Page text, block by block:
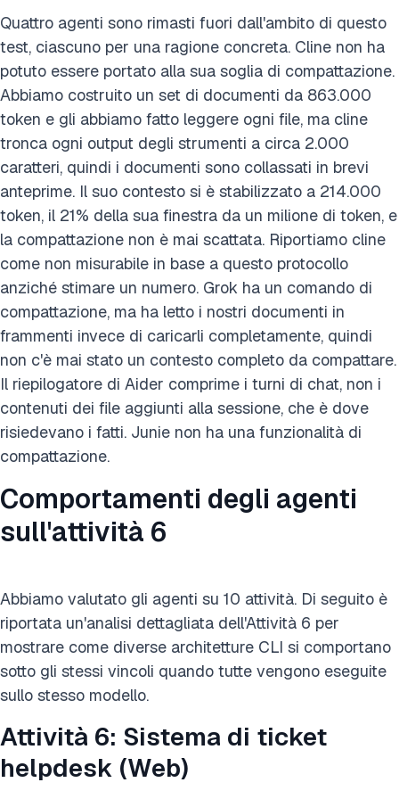
Quattro agenti sono rimasti fuori dall'ambito di questo
test, ciascuno per una ragione concreta. Cline non ha
potuto essere portato alla sua soglia di compattazione.
Abbiamo costruito un set di documenti da 863.000
token e gli abbiamo fatto leggere ogni file, ma cline
tronca ogni output degli strumenti a circa 2.000
caratteri, quindi i documenti sono collassati in brevi
anteprime. Il suo contesto si è stabilizzato a 214.000
token, il 21% della sua finestra da un milione di token, e
la compattazione non è mai scattata. Riportiamo cline
come non misurabile in base a questo protocollo
anziché stimare un numero. Grok ha un comando di
compattazione, ma ha letto i nostri documenti in
frammenti invece di caricarli completamente, quindi
non c'è mai stato un contesto completo da compattare.
Il riepilogatore di Aider comprime i turni di chat, non i
contenuti dei file aggiunti alla sessione, che è dove
risiedevano i fatti. Junie non ha una funzionalità di
compattazione.
Comportamenti degli agenti
sull'attività 6
Abbiamo valutato gli agenti su 10 attività. Di seguito è
riportata un'analisi dettagliata dell'Attività 6 per
mostrare come diverse architetture CLI si comportano
sotto gli stessi vincoli quando tutte vengono eseguite
sullo stesso modello.
Attività 6: Sistema di ticket
helpdesk (Web)